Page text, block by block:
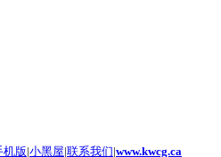
机版|小黑屋|联系我们|www.kwcg.ca